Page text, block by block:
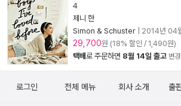
4
제니 한
Simon & Schuster
2014년 04
29,700원 (18% 할인 / 1,490원)
택배로 주문하면 8월 14일 출고 변경
로그인 전체 메뉴 회사 소개 출